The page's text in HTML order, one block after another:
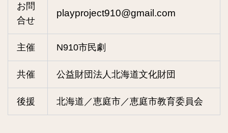
お問
合せ
playproject910@gmail.com
主催 N910市民劇
共催 公益財団法人北海道文化財団
後援 北海道／恵庭市／恵庭市教育委員会